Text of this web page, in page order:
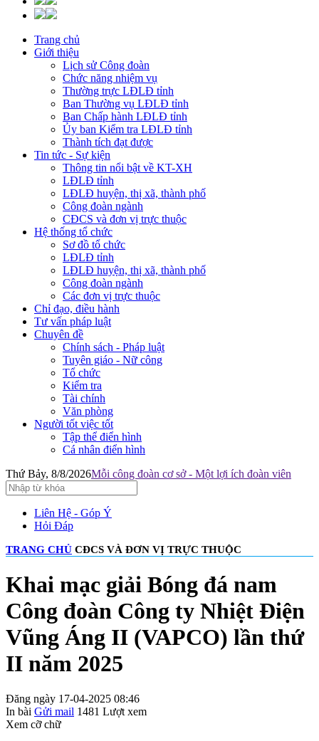
Trang chủ
Giới thiệu
Lịch sử Công đoàn
Chức năng nhiệm vụ
Thường trực LĐLĐ tỉnh
Ban Thường vụ LĐLĐ tỉnh
Ban Chấp hành LĐLĐ tỉnh
Ủy ban Kiểm tra LĐLĐ tỉnh
Thành tích đạt được
Tin tức - Sự kiện
Thông tin nổi bật về KT-XH
LĐLĐ tỉnh
LĐLĐ huyện, thị xã, thành phố
Công đoàn ngành
CĐCS và đơn vị trực thuộc
Hệ thống tổ chức
Sơ đồ tổ chức
LĐLĐ tỉnh
LĐLĐ huyện, thị xã, thành phố
Công đoàn ngành
Các đơn vị trực thuộc
Chỉ đạo, điều hành
Tư vấn pháp luật
Chuyên đề
Chính sách - Pháp luật
Tuyên giáo - Nữ công
Tổ chức
Kiểm tra
Tài chính
Văn phòng
Người tốt việc tốt
Tập thể điển hình
Cá nhân điển hình
Thứ Bảy, 8/8/2026Mỗi công đoàn cơ sở - Một lợi ích đoàn viên
Liên Hệ - Góp Ý
Hỏi Đáp
TRANG CHỦ CĐCS VÀ ĐƠN VỊ TRỰC THUỘC
Khai mạc giải Bóng đá nam
Công đoàn Công ty Nhiệt Điện
Vũng Áng II (VAPCO) lần thứ
II năm 2025
Đăng ngày 17-04-2025 08:46
In bài Gửi mail 1481 Lượt xem
Xem cỡ chữ